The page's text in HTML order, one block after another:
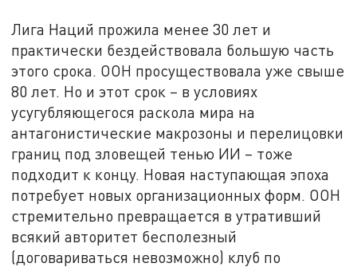
Лига Наций прожила менее 30 лет и
практически бездействовала большую часть
этого срока. ООН просуществовала уже свыше
80 лет. Но и этот срок – в условиях
усугубляющегося раскола мира на
антагонистические макрозоны и перелицовки
границ под зловещей тенью ИИ – тоже
подходит к концу. Новая наступающая эпоха
потребует новых организационных форм. ООН
стремительно превращается в утративший
всякий авторитет бесполезный
(договариваться невозможно) клуб по